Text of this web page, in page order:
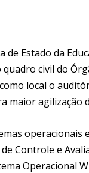
Estado da
quadro civil do
local o
maior agilização
operacionais
Controle e
Operacional